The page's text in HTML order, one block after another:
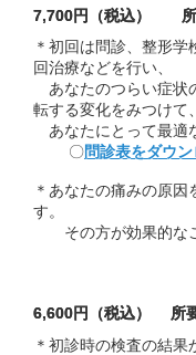
7,700円（税込） 所
＊初回は問診、整形
回治療などを行い、
あなたのつらい症状
転する変化をみつけて、
あなたにとって最適
〇問診表をダウ
＊あなたの痛みの原
す。
その方が効果的なこ
6,600円（税込） 所
＊初診時の検査の結